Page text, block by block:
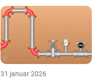
31 januar 2026